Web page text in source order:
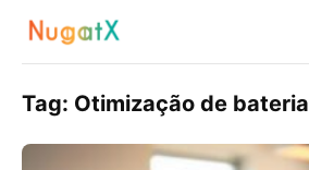
Tag: Otimização de bateria